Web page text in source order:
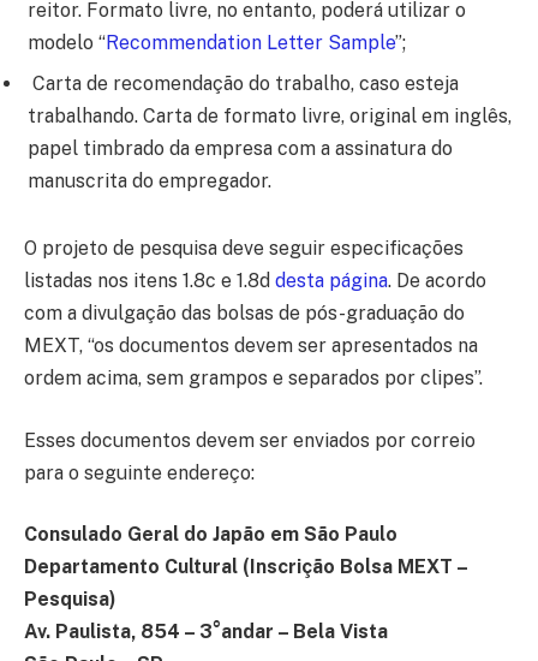
reitor. Formato livre, no entanto, poderá utilizar o
modelo “Recommendation Letter Sample”;
Carta de recomendação do trabalho, caso esteja
trabalhando. Carta de formato livre, original em inglês,
papel timbrado da empresa com a assinatura do
manuscrita do empregador.
O projeto de pesquisa deve seguir especificações
listadas nos itens 1.8c e 1.8d desta página. De acordo
com a divulgação das bolsas de pós-graduação do
MEXT, “os documentos devem ser apresentados na
ordem acima, sem grampos e separados por clipes”.
Esses documentos devem ser enviados por correio
para o seguinte endereço:
Consulado Geral do Japão em São Paulo
Departamento Cultural (Inscrição Bolsa MEXT –
Pesquisa)
Av. Paulista, 854 – 3°andar – Bela Vista